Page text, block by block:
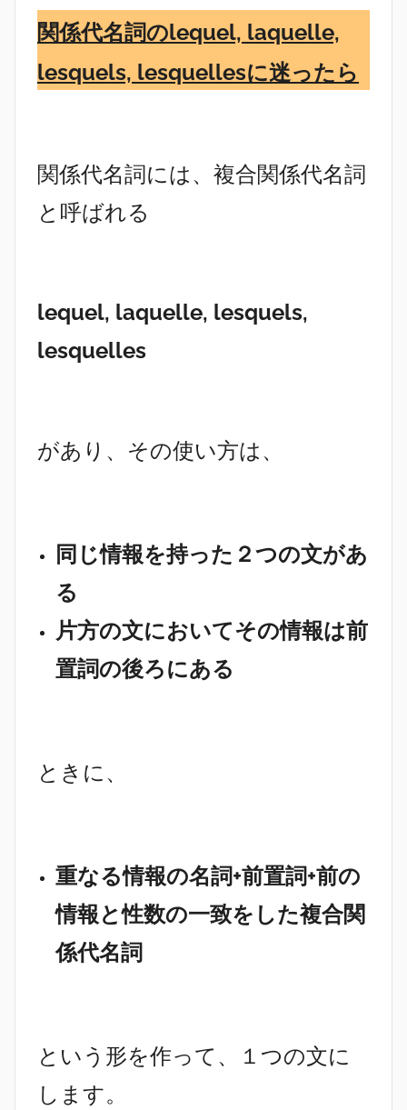
関係代名詞のlequel, laquelle,
lesquels, lesquellesに迷ったら
関係代名詞には、複合関係代名詞
と呼ばれる
lequel, laquelle, lesquels,
lesquelles
があり、その使い方は、
同じ情報を持った２つの文があ
る
片方の文においてその情報は前
置詞の後ろにある
ときに、
重なる情報の名詞+前置詞+前の
情報と性数の一致をした複合関
係代名詞
という形を作って、１つの文に
します。